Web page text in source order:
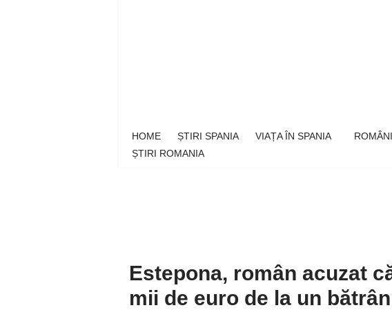
HOME ȘTIRI SPANIA VIAȚA ÎN SPANIA
ȘTIRI ROMANIA
Estepona, român acuzat
mii de euro de la un